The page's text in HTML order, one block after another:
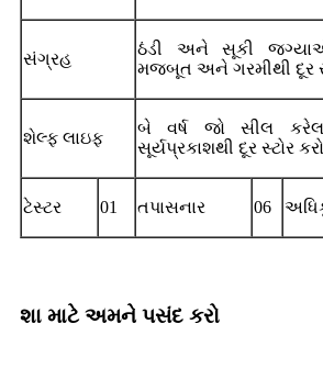
સંગ્રહ
ઠંડી અને સૂકી જગ્યાએ
મજબૂત અને ગરમીથી દૂર
શેલ્ફ લાઇફ
બે વર્ષ જો સીલ
સૂર્યપ્રકાશથી દૂર સ્ટોર
ટેસ્ટર 01 તપાસનાર 06
શા માટે અમને પસંદ કરો